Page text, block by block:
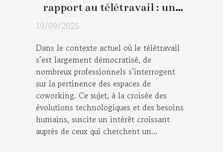
rapport au télétravail : une
analyse détaillée
19/09/2025
Dans le contexte actuel où le télétravail
s’est largement démocratisé, de
nombreux professionnels s’interrogent
sur la pertinence des espaces de
coworking. Ce sujet, à la croisée des
évolutions technologiques et des besoins
humains, suscite un intérêt croissant
auprès de ceux qui cherchent un...